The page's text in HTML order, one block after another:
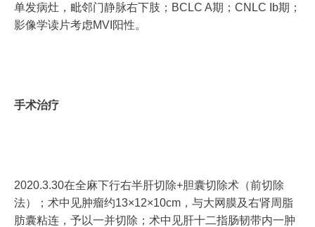
单发病灶，毗邻门静脉右下肢；BCLC A期；CNLC Ib期；
影像学读片考虑MVI阳性。
手术治疗
2020.3.30在全麻下行右半肝切除+胆囊切除术（前切除
法）；术中见肿瘤约13×12×10cm，与大网膜及右肾周脂
肪囊粘连，予以一并切除；术中见肝十二指肠韧带内一肿